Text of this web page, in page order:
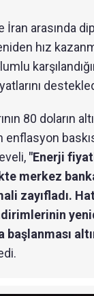
İran arasında
hız
80 doların
"Enerji
merkez
zayıfladı.
başlanması